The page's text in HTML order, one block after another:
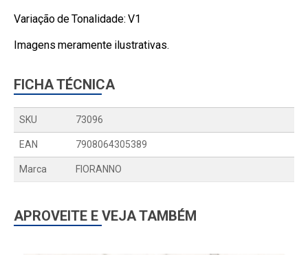
Variação de Tonalidade: V1
Imagens meramente ilustrativas.
FICHA TÉCNICA
SKU 73096
EAN 7908064305389
Marca FIORANNO
APROVEITE E VEJA TAMBÉM